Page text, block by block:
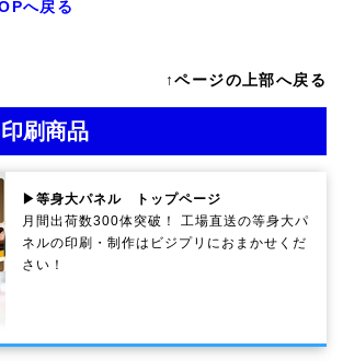
へ戻る
↑ページの上部へ戻る
刷商品
▶等身大パネル トップページ
月間出荷数300体突破！ 工場直送の等身大パ
ネルの印刷・制作は ビジプリ におまかせくだ
さい！